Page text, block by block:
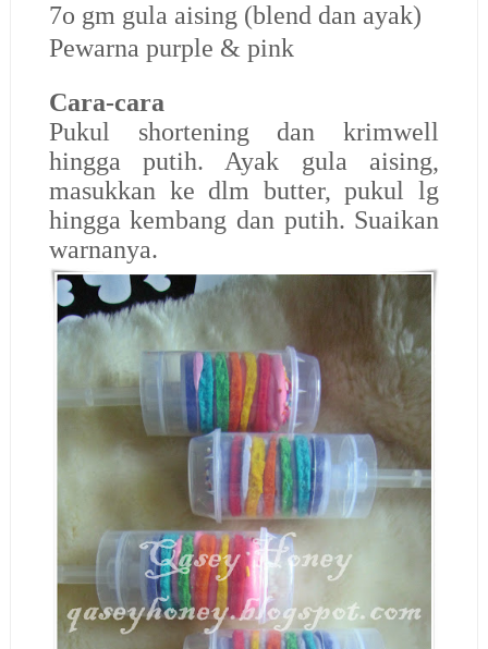
7o gm gula aising (blend dan ayak)
Pewarna purple & pink
Cara-cara
Pukul shortening dan krimwell
hingga putih. Ayak gula aising,
masukkan ke dlm butter, pukul lg
hingga kembang dan putih. Suaikan
warnanya.